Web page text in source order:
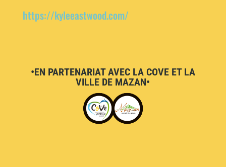
https://kyleeastwood.com/
•EN PARTENARIAT AVEC LA COVE ET LA
VILLE DE MAZAN•